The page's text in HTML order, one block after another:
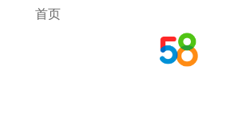
首页